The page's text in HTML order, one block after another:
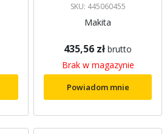
SKU: 445060455
Makita
435,56 zł brutto
Brak w magazynie
Powiadom mnie